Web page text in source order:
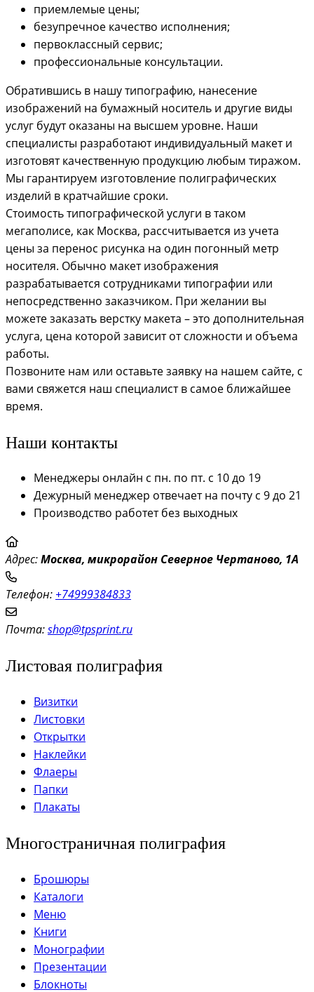
приемлемые цены;
безупречное качество исполнения;
первоклассный сервис;
профессиональные консультации.
Обратившись в нашу типографию, нанесение
изображений на бумажный носитель и другие виды
услуг будут оказаны на высшем уровне. Наши
специалисты разработают индивидуальный макет и
изготовят качественную продукцию любым тиражом.
Мы гарантируем изготовление полиграфических
изделий в кратчайшие сроки.
Стоимость типографической услуги в таком
мегаполисе, как Москва, рассчитывается из учета
цены за перенос рисунка на один погонный метр
носителя. Обычно макет изображения
разрабатывается сотрудниками типографии или
непосредственно заказчиком. При желании вы
можете заказать верстку макета – это дополнительная
услуга, цена которой зависит от сложности и объема
работы.
Позвоните нам или оставьте заявку на нашем сайте, с
вами свяжется наш специалист в самое ближайшее
время.
Наши контакты
Менеджеры онлайн с пн. по пт. с 10 до 19
Дежурный менеджер отвечает на почту с 9 до 21
Производство работет без выходных
Адрес:Москва, микрорайон Северное Чертаново, 1А
Телефон: +74999384833
Почта:shop@tpsprint.ru
Листовая полиграфия
Визитки
Листовки
Открытки
Наклейки
Флаеры
Папки
Плакаты
Многостраничная полиграфия
Брошюры
Каталоги
Меню
Книги
Монографии
Презентации
Блокноты